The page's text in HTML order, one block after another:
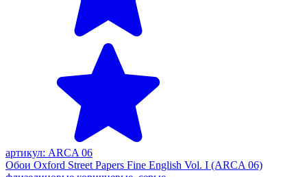
артикул: ARCA 06
Обои Oxford Street Papers Fine English Vol. I (ARCA 06)